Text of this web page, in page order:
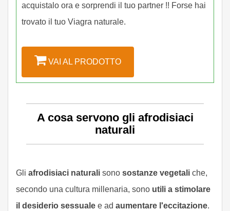
acquistalo ora e sorprendi il tuo partner !! Forse hai
trovato il tuo Viagra naturale.
VAI AL PRODOTTO
A cosa servono gli afrodisiaci
naturali
Gli afrodisiaci naturali sono sostanze vegetali che,
secondo una cultura millenaria, sono utili a stimolare
il desiderio sessuale e ad aumentare l'eccitazione.